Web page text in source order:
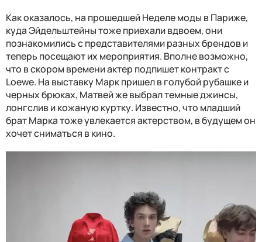
Как оказалось, на прошедшей Неделе моды в Париже,
куда Эйдельштейны тоже приехали вдвоем, они
познакомились с представителями разных брендов и
теперь посещают их мероприятия. Вполне возможно,
что в скором времени актер подпишет контракт с
Loewe. На выставку Марк пришел в голубой рубашке и
черных брюках, Матвей же выбрал темные джинсы,
лонгслив и кожаную куртку. Известно, что младший
брат Марка тоже увлекается актерством, в будущем он
хочет сниматься в кино.